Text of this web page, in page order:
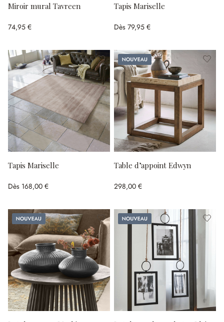
Miroir mural Tavreen
74,95 €
Tapis Mariselle
Dès 79,95 €
Tapis Mariselle
Dès 168,00 €
Nouveau
Table d’appoint Edwyn
298,00 €
Nouveau Nouveau